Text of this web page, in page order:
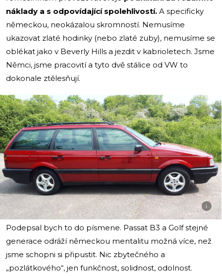
náklady a s odpovídající spolehlivostí. A specificky
německou, neokázalou skromností. Nemusíme
ukazovat zlaté hodinky (nebo zlaté zuby), nemusíme se
oblékat jako v Beverly Hills a jezdit v kabrioletech. Jsme
Němci, jsme pracovití a tyto dvě stálice od VW to
dokonale ztělesňují.
i
Podepsal bych to do písmene. Passat B3 a Golf stejné
generace odráží německou mentalitu možná více, než
jsme schopni si připustit. Nic zbytečného a
„pozlátkového“, jen funkčnost, solidnost, odolnost.